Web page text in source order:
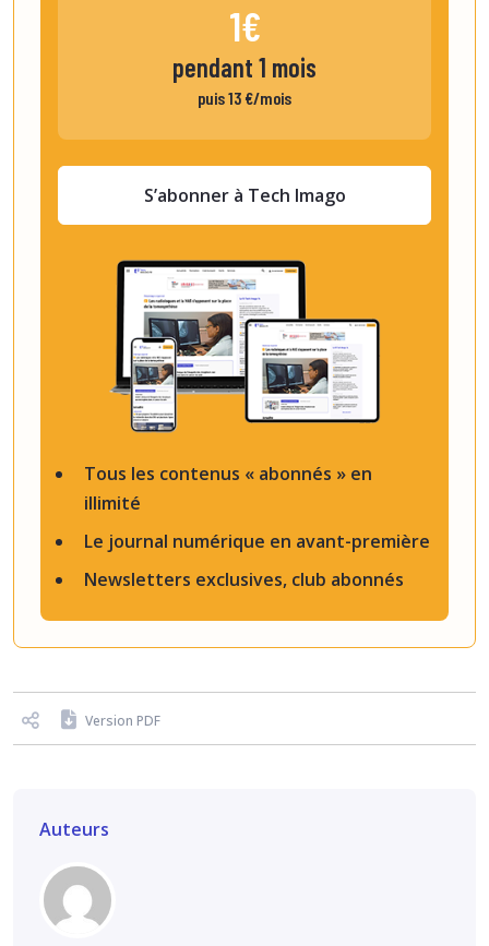
Tous les contenus « abonnés » en
illimité
Le journal numérique en avant-première
Newsletters exclusives, club abonnés
1€
pendant 1 mois
puis 13 €/mois
S’abonner à Tech Imago
Version PDF
Auteurs